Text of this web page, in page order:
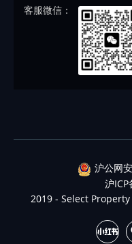
客服微信：
沪公网
沪
2019 - Select